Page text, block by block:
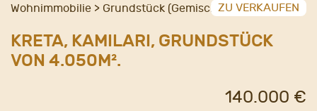
Wohnimmobilie > Grundstück (Gemischt)ZU VERKAUFEN
KRETA, KAMILARI, GRUNDSTÜCK
VON 4.050M².
140.000 €